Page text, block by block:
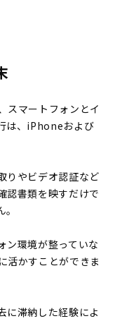
スマートフォンとイ
は、iPhoneおよび
りやビデオ認証など
認書類を映すだけで
ン環境が整っていな
活かすことができま
に滞納した経験によ